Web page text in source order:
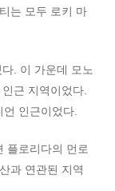
는 모두 로키 마
. 이 가운데 모노
근 지역이었다.
언 인근이었다.
플로리다의 먼로
과 연관된 지역